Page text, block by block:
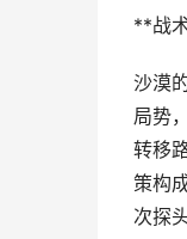
**战
沙漠
局势
转移
策构
次探